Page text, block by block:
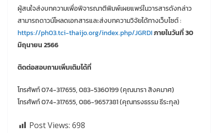
ผู้สนใจส่งบทความเพื่อพิจารณาตีพิมพ์เผยแพร่ในวารสารดังกล่าว
สามารถดาวน์โหลดเอกสารและส่งบทความวิจัยได้ทางเว็บไซต์ :
https://ph03.tci-thaijo.org/index.php/JGRDIภายในวันที่ 30
มิถุนายน 2566
ติดต่อสอบถามเพิ่มเติมได้ที่
โทรศัพท์ 074-317655, 083-5360199 (คุณนารา สิงคมาศ)
โทรศัพท์ 074-317655, 086-9657381 (คุณทรงธรรม ธีระกุล)
Post Views: 698